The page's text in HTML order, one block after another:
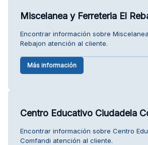
Miscelanea y Ferreteria El
Encontrar información sobre
Rebajon atención al cliente.
Más información
Centro Educativo Ciudadela
Encontrar información sobre Centro
Comfandi atención al cliente.